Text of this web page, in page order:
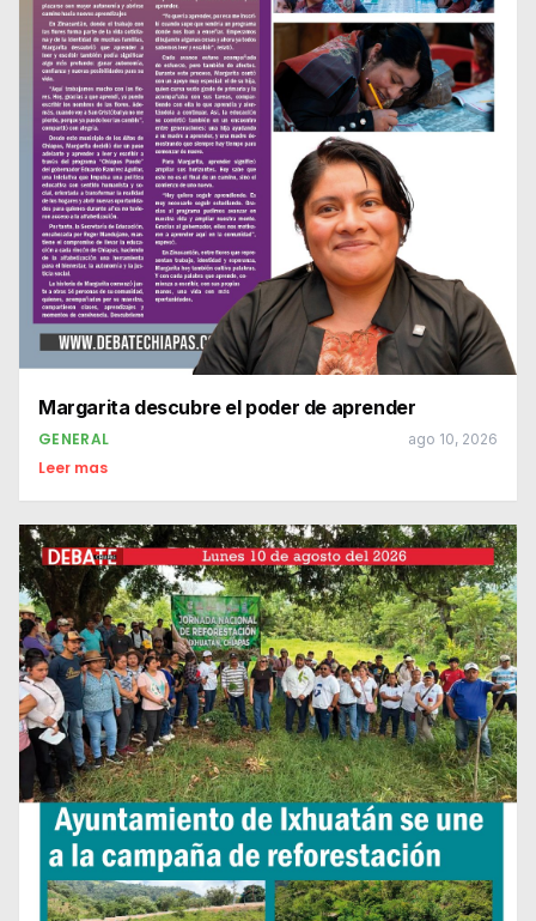
Margarita descubre el poder de aprender
GENERAL ago 10, 2026
Leer mas